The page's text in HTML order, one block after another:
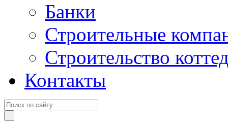
Банки
Строительные
Строительство
Контакты